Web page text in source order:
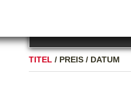
TITEL / PREIS / DATUM